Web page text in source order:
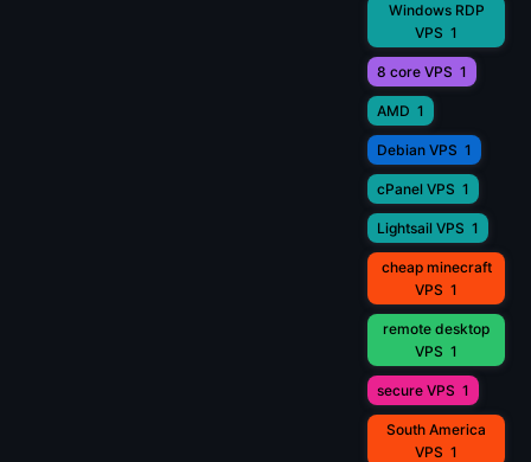
Windows RDP
VPS 1
8 core VPS 1
AMD 1
Debian VPS 1
cPanel VPS 1
Lightsail VPS 1
cheap minecraft
VPS 1
remote desktop
VPS 1
secure VPS 1
South America
VPS 1